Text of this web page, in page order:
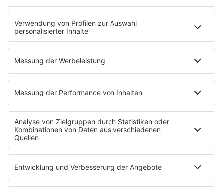
Leon Windscheid rät dazu, negative Gefühle als
natürliche Reaktion auf ungerechte Behandlung zu
akzeptieren und sie konstruktiv zu nutzen. Zudem
Familienmitgliedern zu distanzieren, um das eigene
Wohlbefinden zu schützen.
Ist es in Ordnung, Weihnachts- oder
Feiertagstreffen abzusagen, weil ich weiß,
dass ich es nicht schaffe?